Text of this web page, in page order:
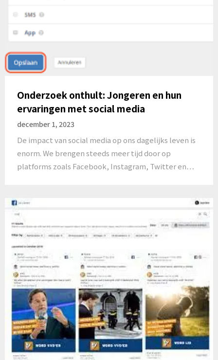
Onderzoek onthult: Jongeren en hun
ervaringen met social media
december 1, 2023
De impact van social media op ons dagelijks leven is
enorm. We brengen steeds meer tijd door op
platforms zoals Facebook, Instagram, Twitter en…